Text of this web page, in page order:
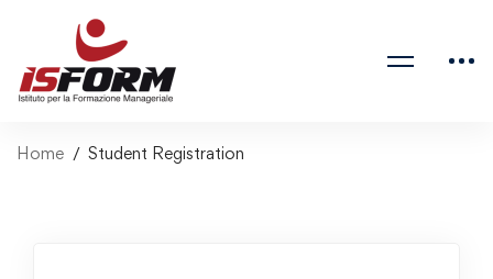
Home Student Registration